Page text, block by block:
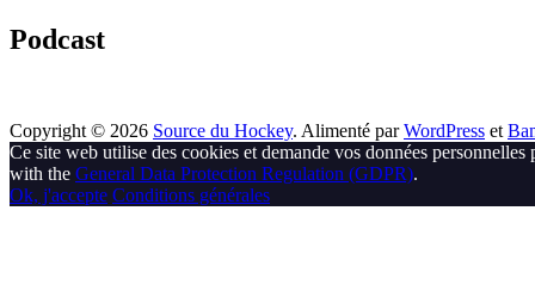
Podcast
Copyright © 2026 Source du Hockey. Alimenté parWordPress et
Ce site web utilise des cookies et demande vos données
with the General Data Protection Regulation (GDPR).
Ok, j'accepte Conditions générales